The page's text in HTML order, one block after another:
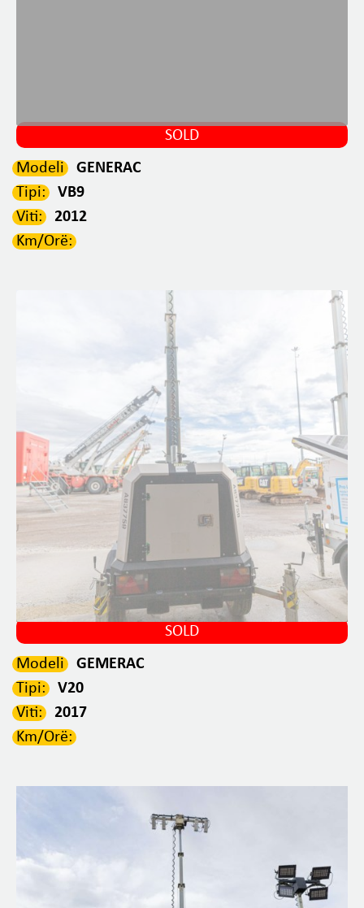
SOLD
Modeli
GENERAC
Tipi:
VB9
Viti:
2012
Km/Orë:
SOLD
Modeli
GEMERAC
Tipi:
V20
Viti:
2017
Km/Orë: